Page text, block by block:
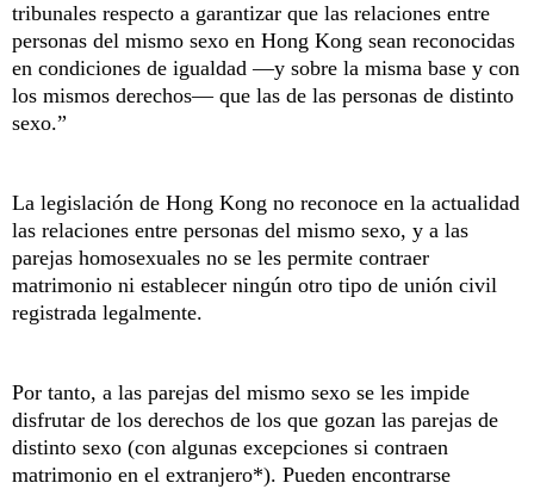
tribunales respecto a garantizar que las relaciones entre
personas del mismo sexo en Hong Kong sean reconocidas
en condiciones de igualdad —y sobre la misma base y con
los mismos derechos— que las de las personas de distinto
sexo.”
La legislación de Hong Kong no reconoce en la actualidad
las relaciones entre personas del mismo sexo, y a las
parejas homosexuales no se les permite contraer
matrimonio ni establecer ningún otro tipo de unión civil
registrada legalmente.
Por tanto, a las parejas del mismo sexo se les impide
disfrutar de los derechos de los que gozan las parejas de
distinto sexo (con algunas excepciones si contraen
matrimonio en el extranjero*). Pueden encontrarse